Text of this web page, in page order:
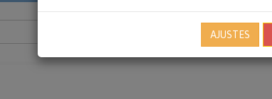
AJUSTES